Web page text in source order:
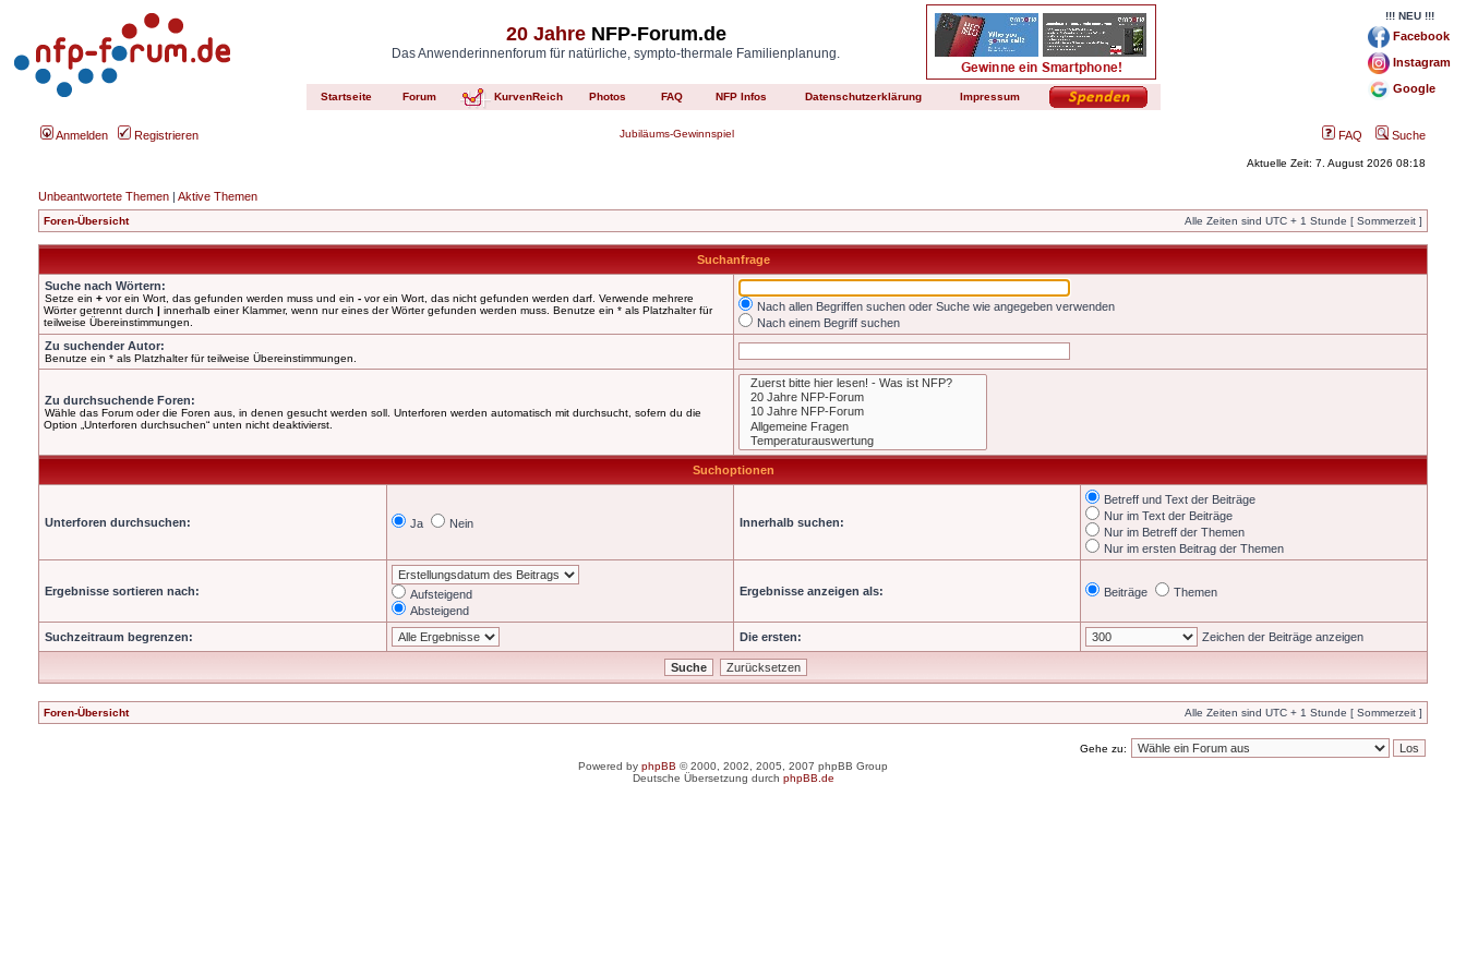
20 JahreNFP-Forum.de
Das Anwenderinnenforum für natürliche, sympto-thermale Familienplanung.
Startseite Forum KurvenReich Photos FAQ NFP Infos Datenschutzerklärung Impressum
!!! NEU !!!
Facebook
Instagram
Google
Anmelden Registrieren Jubiläums-Gewinnspiel FAQ Suche
Aktuelle Zeit: 7. August 2026 08:18
Unbeantwortete Themen | Aktive Themen
Foren-Übersicht Alle Zeiten sind UTC + 1 Stunde [ Sommerzeit ]
Suchanfrage
Suche nach Wörtern:
Setze ein + vor ein Wort, das gefunden werden muss und ein - vor ein Wort, das nicht gefunden werden darf. Verwende mehrere
Wörter getrennt durch | innerhalb einer Klammer, wenn nur eines der Wörter gefunden werden muss. Benutze ein * als Platzhalter für
teilweise Übereinstimmungen.
Nach allen Begriffen suchen oder Suche wie angegeben verwenden
Nach einem Begriff suchen
Zu suchender Autor:
Benutze ein * als Platzhalter für teilweise Übereinstimmungen.
Zu durchsuchende Foren:
Wähle das Forum oder die Foren aus, in denen gesucht werden soll. Unterforen werden automatisch mit durchsucht, sofern du die
Option „Unterforen durchsuchen“ unten nicht deaktivierst.
Suchoptionen
Unterforen durchsuchen: Ja Nein Innerhalb suchen:
Betreff und Text der Beiträge
Nur im Text der Beiträge
Nur im Betreff der Themen
Nur im ersten Beitrag der Themen
Ergebnisse sortieren nach:
Aufsteigend
Absteigend
Ergebnisse anzeigen als: Beiträge Themen
Suchzeitraum begrenzen: Die ersten: Zeichen der Beiträge anzeigen
Foren-Übersicht Alle Zeiten sind UTC + 1 Stunde [ Sommerzeit ]
Gehe zu:
Powered by phpBB © 2000, 2002, 2005, 2007 phpBB Group
Deutsche Übersetzung durch phpBB.de